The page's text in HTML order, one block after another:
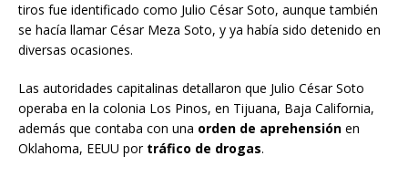
tiros fue identificado como Julio César Soto, aunque también
se hacía llamar César Meza Soto, y ya había sido detenido en
diversas ocasiones.
Las autoridades capitalinas detallaron que Julio César Soto
operaba en la colonia Los Pinos, en Tijuana, Baja California,
además que contaba con una orden de aprehensión en
Oklahoma, EEUU portráfico de drogas.